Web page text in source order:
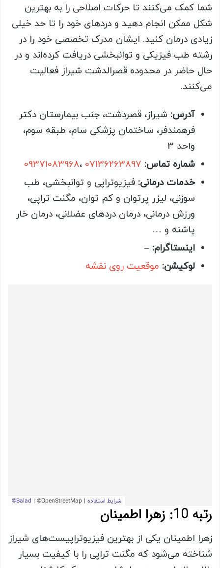
شما کمک می‌کنند تا حرکات اصلاحی را به بهترین
شکل ممکن انجام دهید و دردهای خود را تا حد خیلی
زیادی درمان کنید. ایشان مدرک تخصصی خود را در
رشته طب فیزیکی و توانبخشی دریافت کرده‌اند و در
حال حاضر در محدوده قصرالدشت شیراز فعالیت
می‌کنند.
آدرس: شیراز، قصردشت، جنب بیمارستان دکتر
فرهمندفر، ساختمان پزشکی سام، طبقه سوم،
واحد 3
شماره تماس: 07136263897 ،09371083968
خدمات درمانی: فیزیوتراپی و توانبخشی، طب
سوزنی، لیزر پرتوان و کم توان، مگنت تراپی،
ورزش درمانی، درمان دردهای عضلانی، درمان خار
پاشنه و …
اینستاگرام: –
لوکیشن: موقعیت روی نقشه
رتبه 10: زهرا اطمینان
زهرا اطمینان یکی از بهترین فیزیوتراپیست‌های شیراز
شناخته می‌شود که مگنت تراپی را با کیفیت بسیار